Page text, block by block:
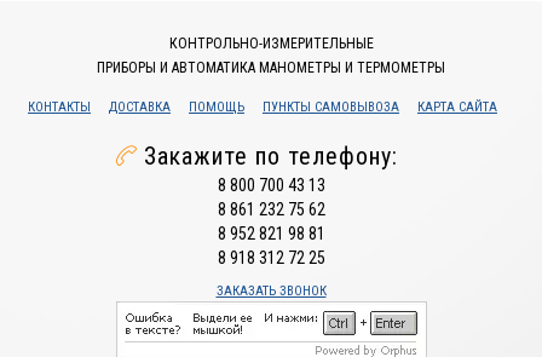
КОНТРОЛЬНО-ИЗМЕРИТЕЛЬНЫЕ
ПРИБОРЫ И АВТОМАТИКА МАНОМЕТРЫ И ТЕРМОМЕТРЫ
КОНТАКТЫ ДОСТАВКА ПОМОЩЬ ПУНКТЫ САМОВЫВОЗА КАРТА САЙТА
Закажите по телефону:
8 800 700 43 13
8 861 232 75 62
8 952 821 98 81
8 918 312 72 25
ЗАКАЗАТЬ ЗВОНОК